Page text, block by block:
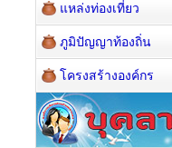
แหล่งท่องเที่ยว
ภูมิปัญญาท้องถิ่น
โครงสร้างองค์กร